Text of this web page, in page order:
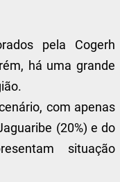
pela Cogerh
há uma grande
com apenas
(20%) e do
situação